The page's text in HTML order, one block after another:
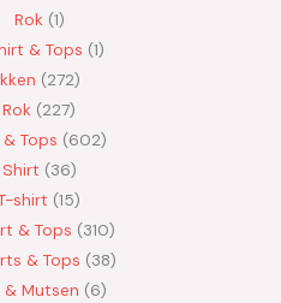
Rok 1
& Tops 1
272
Rok 227
Tops 602
Shirt 36
shirt 15
& Tops 310
& Tops 38
& Mutsen 6